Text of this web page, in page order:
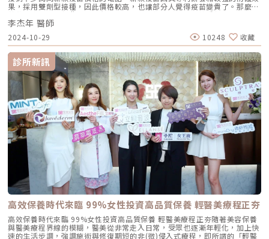
果，採用雙劑型接種，因此價格較高，也讓部分人覺得疫苗變貴了。那麼，
帶狀皰疹疫苗的新舊款到底有什麼不同？哪些人特別適合接種新款疫苗呢？
今天就帶大家深入了解！帶狀皰疹疫苗怎麼選？新舊款差異與費用一次看懂
目前常提到的帶狀皰疹（皮蛇）疫苗有兩種類型，各自具有預防帶狀皰疹發
作的優點，即便出現感染，水泡和神經痛等症狀也會減輕。這兩款疫苗分別
是早期的活性減毒疫苗「伏帶疹 Zostavax」以及新型的非活性重組疫苗
「欣剋疹 Shingrix」，從名稱可以看出它們在成分與原理上的不同。活性減
毒疫苗「伏帶疹 Zostavax」是將帶狀皰疹病毒的活性大幅減弱後製成的，
雖經減毒處理，但病毒劑量仍是水痘疫苗的14倍。透過皮下注射，疫苗可刺
激免疫系統反應，提升人體的防禦力。不過，對免疫功能較弱的人來說，接
種這款疫苗可能引發疫苗病毒株感染，增加嚴重疾病或生命危險的風險。
「欣剋疹 Shingrix」屬於非活性重組蛋白疫苗，這是現代疫苗中較為安全的
生產方式之一，因此其副作用相對較少。由於不含活病毒，免疫功能低下者
也可安全接種，不會因免疫狀況而受到限制。如果覺得專有名詞複雜難懂，
李醫師整理了四個重點，幫助您更清楚地選擇適合的疫苗。1.保護力的比
較：新款Shingrix欣剋疹更具效力 研究數據顯示，兩款疫苗在接種後的保護
持續時間和效果上有明顯差異。追蹤7年後，舊款Zostavax伏帶疹的保護力
約在30-40%之間，且隨年齡增長效果逐漸減弱。而新款Shingrix欣剋疹的
保護力則維持在80-90%左右，不受年齡影響而顯著下降，顯示出更穩定的
防護效果。2.價格差異：新款Shingrix欣剋疹需接種2劑，費用較高新款
Shingrix欣剋疹疫苗需接種2劑（兩劑間建議間隔2至4個月，通常以2個月
為佳），每劑費用約為8,700至9,500元。而相較之下，舊款疫苗僅需接種
一次，費用約在4,800至6,000元之間。3.注射疼痛感的差異：新款
Shingrix欣剋疹的接種較為舒適，因為採用肌肉注射方式，而舊款
Zostavax伏帶疹則需進行皮下注射。由於皮下注射對操作技術要求更高，
施打後較容易引發皮下不適或脹痛感。4.施打年齡的考量：對於舊款
Zostavax伏帶疹疫苗，建議施打對象為50歲以上的成人。而新款Shingrix
欣剋疹疫苗除了適合50歲以上的人群外，年滿18歲且面臨較高帶狀疱疹風
李杰年 醫師
2024-10-29 10248 收藏
診所新訊
高效保養時代來臨 99%女性投資高品質保養 輕醫美療程正夯
高效保養時代來臨 99%女性投資高品質保養 輕醫美療程正夯隨著美容保養
與醫美療程界線的模糊，醫美從非常走入日常，受眾也逐漸年輕化，加上快
速的生活步調，強調施術與修復期短的非(微)侵入式療程，即所謂的「輕醫